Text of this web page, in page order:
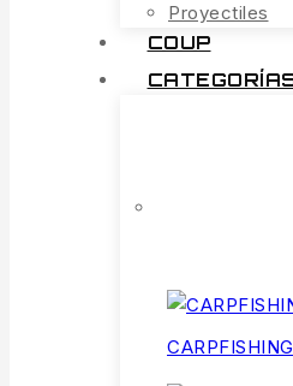
Proyectiles
COUP
CARPFISHING